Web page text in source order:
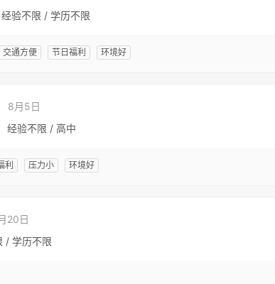
经验不限 / 学历不限
交通方便 节日福利 环境好
8月5日
经验不限 / 高中
利 压力小 环境好
20日
/ 学历不限